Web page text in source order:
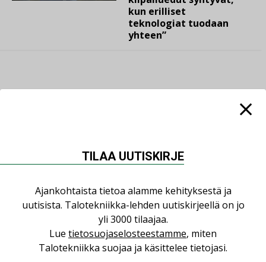
kun erilliset
teknologiat tuodaan
yhteen”
LEHDEN ARTIKKELIT
Jarno Hacklin Cervin yrityskaupasta:
”Asiakkaat hakevat kumppaneita, jotka
yhdistävät useita teknisiä osaamisalueita
saman katon alle”
TILAA UUTISKIRJE
Ajankohtaista tietoa alamme kehityksestä ja
uutisista. Talotekniikka-lehden uutiskirjeellä on jo
yli 3000 tilaajaa.
Lue tietosuojaselosteestamme, miten
Talotekniikka suojaa ja käsittelee tietojasi.